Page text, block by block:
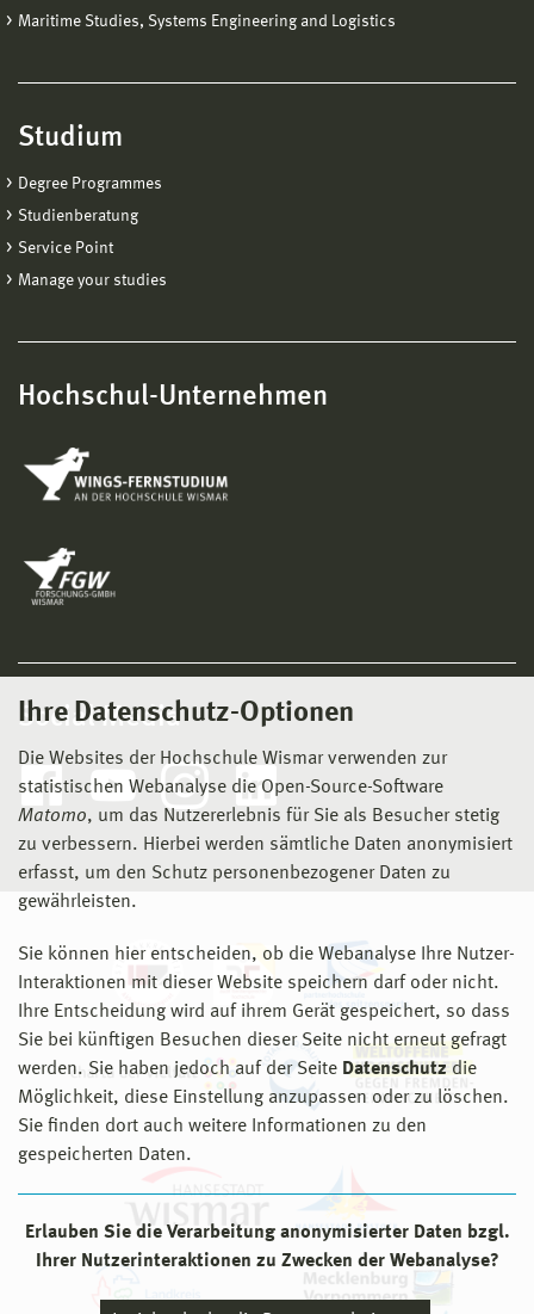
Ihre Datenschutz-Optionen
Die Websites der Hochschule Wismar verwenden zur
statistischen Webanalyse die Open-Source-Software
Matomo, um das Nutzererlebnis für Sie als Besucher stetig
zu verbessern. Hierbei werden sämtliche Daten anonymisiert
erfasst, um den Schutz personenbezogener Daten zu
gewährleisten.
Sie können hier entscheiden, ob die Webanalyse Ihre Nutzer-
Interaktionen mit dieser Website speichern darf oder nicht.
Ihre Entscheidung wird auf ihrem Gerät gespeichert, so dass
Sie bei künftigen Besuchen dieser Seite nicht erneut gefragt
werden. Sie haben jedoch auf der Seite Datenschutz die
Möglichkeit, diese Einstellung anzupassen oder zu löschen.
Sie finden dort auch weitere Informationen zu den
gespeicherten Daten.
Erlauben Sie die Verarbeitung anonymisierter Daten bzgl.
Ihrer Nutzerinteraktionen zu Zwecken der Webanalyse?
Maritime Studies, Systems Engineering and Logistics
Studium
Degree Programmes
Studienberatung
Service Point
Manage your studies
Hochschul-Unternehmen
Social Media